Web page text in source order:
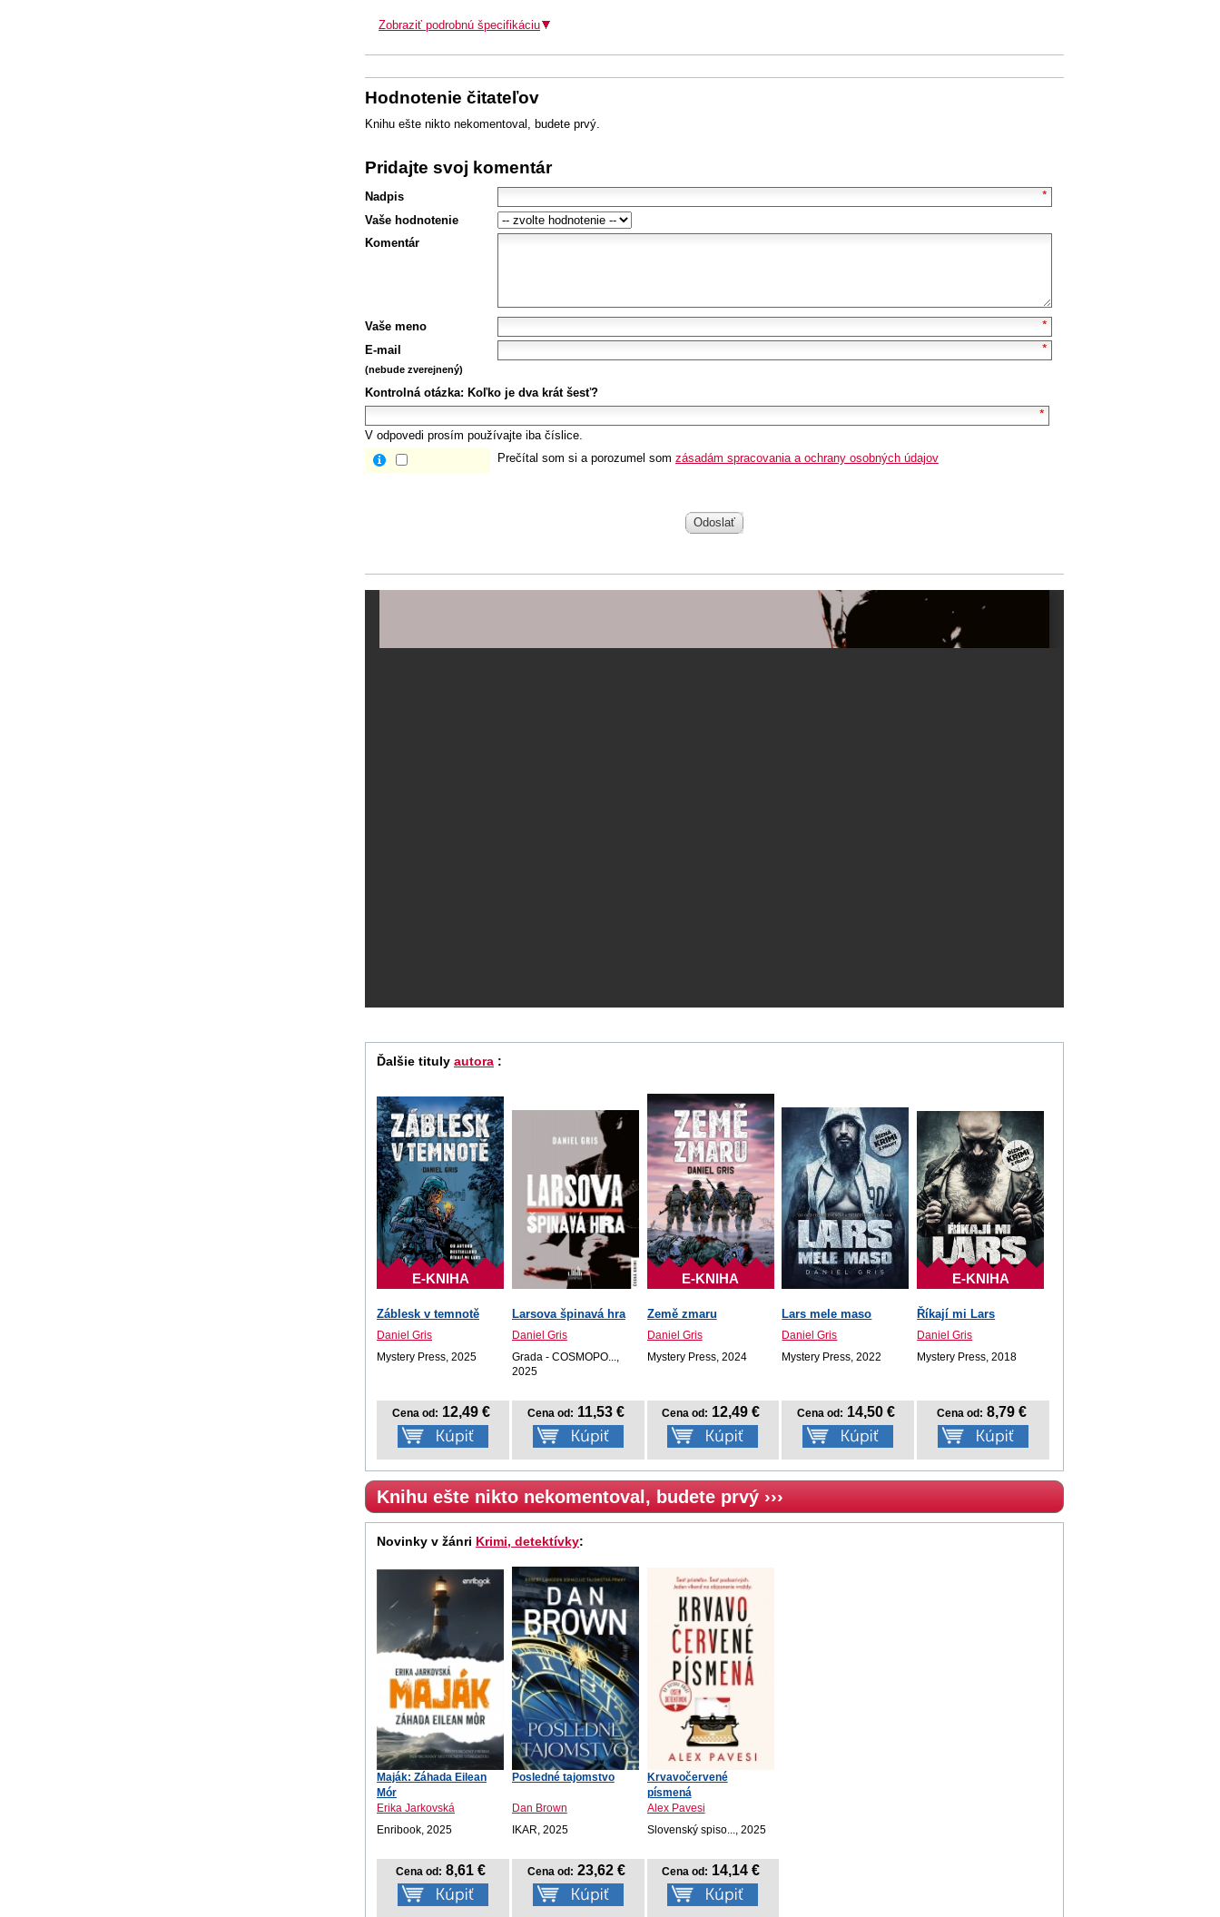
Zobraziť podrobnú špecifikáciu
Hodnotenie čitateľov
Knihu ešte nikto nekomentoval, budete prvý.
Pridajte svoj komentár
Nadpis
Vaše hodnotenie
Komentár
Vaše meno
E-mail
(nebude zverejnený)
Kontrolná otázka: Koľko je dva krát šesť?
V odpovedi prosím používajte iba číslice.
Prečítal som si a porozumel som zásadám spracovania a ochrany osobných údajov
Odoslať
Ďalšie tituly autora :
E-KNIHA
Záblesk v temnotě
Daniel Gris
Mystery Press, 2025
Cena od: 12,49 €
Larsova špinavá hra
Daniel Gris
Grada - COSMOPO...,
2025
Cena od: 11,53 €
E-KNIHA
Země zmaru
Daniel Gris
Mystery Press, 2024
Cena od: 12,49 €
Lars mele maso
Daniel Gris
Mystery Press, 2022
Cena od: 14,50 €
E-KNIHA
Říkají mi Lars
Daniel Gris
Mystery Press, 2018
Cena od: 8,79 €
Knihu ešte nikto nekomentoval, budete prvý ›››
Novinky v žánri Krimi, detektívky:
Maják: Záhada Eilean
Mór
Erika Jarkovská
Enribook, 2025
Cena od: 8,61 €
Posledné tajomstvo
Dan Brown
IKAR, 2025
Cena od: 23,62 €
Krvavočervené
písmená
Alex Pavesi
Slovenský spiso..., 2025
Cena od: 14,14 €